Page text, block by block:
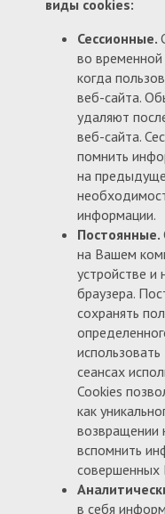
виды cookies:
Сессионные.
во
когда
веб-сайта.
удаляют
веб-сайта.
помнить
на
информации.
Постоянные.
на Вашем
устройстве и
браузера.
сохранять
сеансах
Cookies
как
возвращении
вспомнить
совершенных
в себя